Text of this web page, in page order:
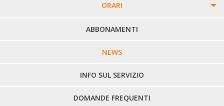
ORARI
PERCORSI URBANI IN BIELLA
LINEE URBANE VERCELLI
LINEE EXTRAURBANE
ABBONAMENTI
NEWS
INFO SUL SERVIZIO
DOMANDE FREQUENTI